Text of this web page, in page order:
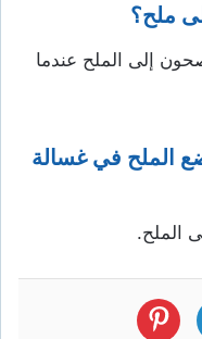
ملح؟
إلى الملح عندما
الملح في غسالة
الملح.
لينكد بنترست